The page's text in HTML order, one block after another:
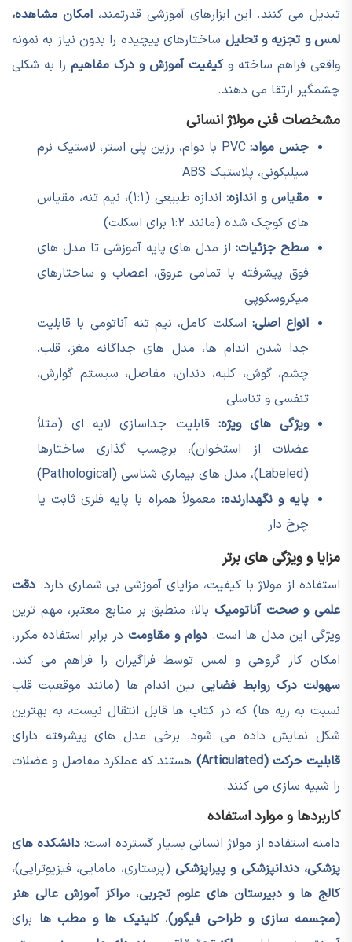
تبدیل می کنند. این ابزارهای آموزشی قدرتمند،امکان مشاهده،
لمس و تجزیه و تحلیل ساختارهای پیچیده را بدون نیاز به نمونه
واقعی فراهم ساخته وکیفیت آموزش و درک مفاهیم را به شکلی
چشمگیر ارتقا می دهند.
مشخصات فنی مولاژ انسانی
جنس مواد:
PVC با دوام، رزین پلی استر، لاستیک نرم
سیلیکونی، پلاستیک ABS
مقیاس و اندازه:
اندازه طبیعی (۱:۱)، نیم تنه، مقیاس
های کوچک شده (مانند ۱:۲ برای اسکلت)
سطح جزئیات:از مدل های پایه آموزشی تا مدل های
فوق پیشرفته با تمامی عروق، اعصاب و ساختارهای
میکروسکوپی
انواع اصلی: اسکلت کامل، نیم تنه آناتومی با قابلیت
جدا شدن اندام ها، مدل های جداگانه مغز، قلب،
چشم، گوش، کلیه، دندان، مفاصل، سیستم گوارش،
تنفسی و تناسلی
ویژگی های ویژه: قابلیت جداسازی لایه ای (مثلاً
عضلات از استخوان)، برچسب گذاری ساختارها
(Labeled)، مدل های بیماری شناسی (Pathological)
پایه و نگهدارنده: معمولاً همراه با پایه فلزی ثابت یا
چرخ دار
مزایا و ویژگی های برتر
استفاده از مولاژ با کیفیت، مزایای آموزشی بی شماری دارد. دقت
علمی و صحت آناتومیک بالا، منطبق بر منابع معتبر، مهم ترین
ویژگی این مدل ها است. دوام و مقاومت در برابر استفاده مکرر،
امکان کار گروهی و لمس توسط فراگیران را فراهم می کند.
سهولت درک روابط فضاییبین اندام ها (مانند موقعیت قلب
نسبت به ریه ها) که در کتاب ها قابل انتقال نیست، به بهترین
شکل نمایش داده می شود. برخی مدل های پیشرفته دارای
قابلیت حرکت (Articulated)
هستند که عملکرد مفاصل و عضلات
را شبیه سازی می کنند.
کاربردها و موارد استفاده
دامنه استفاده از مولاژ انسانی بسیار گسترده است: دانشکده های
پزشکی، دندانپزشکی و پیراپزشکی (پرستاری، مامایی، فیزیوتراپی)،
کالج ها و دبیرستان های علوم تجربی، مراکز آموزش عالی هنر
(مجسمه سازی و طراحی فیگور)،کلینیک ها و مطب ها برای